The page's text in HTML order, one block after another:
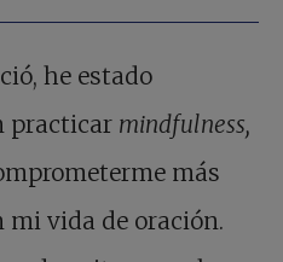
he estado
practicar mindfulness,
más
mi vida de oración.